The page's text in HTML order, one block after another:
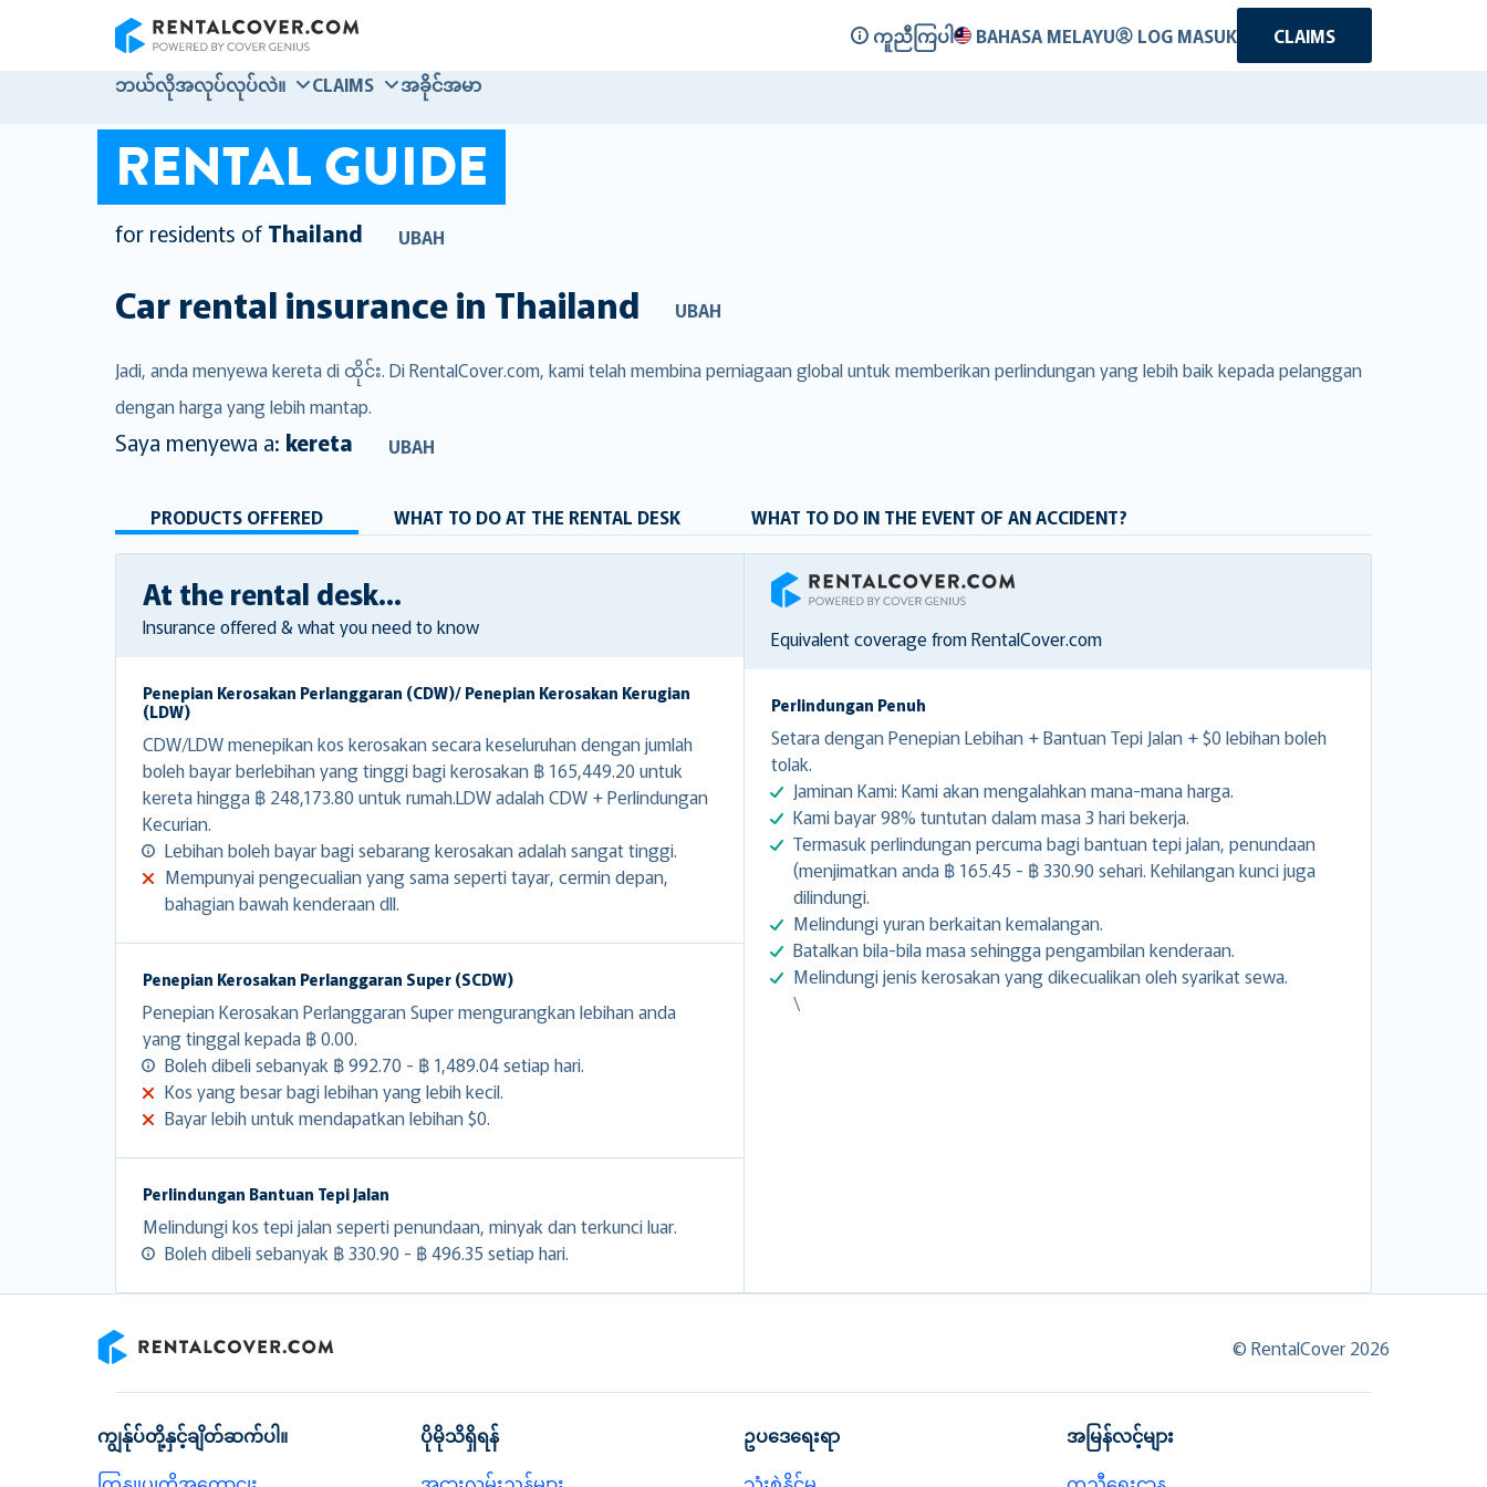
RentalCover
ကူညီကြပါ BAHASA MELAYU LOG MASUK
CLAIMS
ဘယ်လိုအလုပ်လုပ်လဲ။
CLAIMS အခိုင်အမာ
RENTAL GUIDE
for residents of Thailand UBAH
Car rental insurance in Thailand UBAH
Jadi, anda menyewa kereta di ထိုင်း. Di RentalCover.com, kami telah membina perniagaan global untuk memberikan perlindungan yang lebih baik kepada pelanggan
dengan harga yang lebih mantap.
Saya menyewa a: kereta UBAH
PRODUCTS OFFERED WHAT TO DO AT THE RENTAL DESK WHAT TO DO IN THE EVENT OF AN ACCIDENT?
At the rental desk...
Insurance offered & what you need to know
Penepian Kerosakan Perlanggaran (CDW)/ Penepian Kerosakan Kerugian
(LDW)
CDW/LDW menepikan kos kerosakan secara keseluruhan dengan jumlah
boleh bayar berlebihan yang tinggi bagi kerosakan ฿ 165,449.20 untuk
kereta hingga ฿ 248,173.80 untuk rumah.LDW adalah CDW + Perlindungan
Kecurian.
Lebihan boleh bayar bagi sebarang kerosakan adalah sangat tinggi.
Mempunyai pengecualian yang sama seperti tayar, cermin depan,
bahagian bawah kenderaan dll.
Penepian Kerosakan Perlanggaran Super (SCDW)
Penepian Kerosakan Perlanggaran Super mengurangkan lebihan anda
yang tinggal kepada ฿ 0.00.
Boleh dibeli sebanyak ฿ 992.70 - ฿ 1,489.04 setiap hari.
Kos yang besar bagi lebihan yang lebih kecil.
Bayar lebih untuk mendapatkan lebihan $0.
Perlindungan Bantuan Tepi Jalan
Melindungi kos tepi jalan seperti penundaan, minyak dan terkunci luar.
Boleh dibeli sebanyak ฿ 330.90 - ฿ 496.35 setiap hari.
RentalCover
Equivalent coverage from RentalCover.com
Perlindungan Penuh
Setara dengan Penepian Lebihan + Bantuan Tepi Jalan + $0 lebihan boleh
tolak.
Jaminan Kami: Kami akan mengalahkan mana-mana harga.
Kami bayar 98% tuntutan dalam masa 3 hari bekerja.
Termasuk perlindungan percuma bagi bantuan tepi jalan, penundaan
(menjimatkan anda ฿ 165.45 - ฿ 330.90 sehari. Kehilangan kunci juga
dilindungi.
Melindungi yuran berkaitan kemalangan.
Batalkan bila-bila masa sehingga pengambilan kenderaan.
Melindungi jenis kerosakan yang dikecualikan oleh syarikat sewa.
\
© RentalCover 2026
ကျွန်ုပ်တို့နှင့်ချိတ်ဆက်ပါ။
ပိုမိုသိရှိရန်
ဥပဒေရေးရာ
အမြန်လင့်များ